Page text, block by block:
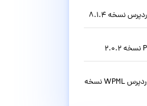
افزونه قدرتمند چند زبانه کردن سایت وردپرس WPML نسخه